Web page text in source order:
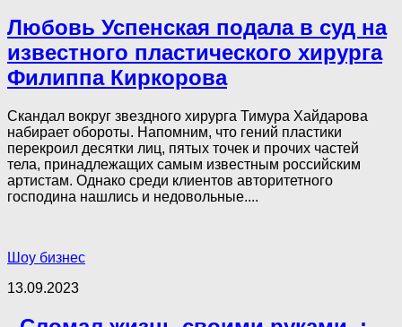
Любовь Успенская подала в суд на
известного пластического хирурга
Филиппа Киркорова
Скандал вокруг звездного хирурга Тимура Хайдарова
набирает обороты. Напомним, что гений пластики
перекроил десятки лиц, пятых точек и прочих частей
тела, принадлежащих самым известным российским
артистам. Однако среди клиентов авторитетного
господина нашлись и недовольные....
Шоу бизнес
13.09.2023